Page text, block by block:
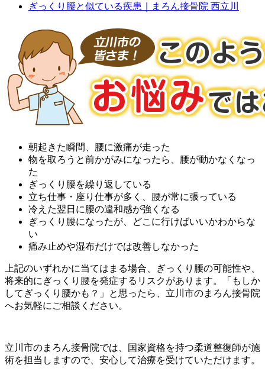
ぎっくり腰と似ている疾患｜まろん接骨院 西立川
朝起きた瞬間、腰に激痛が走った
物を取ろうと前かがみになったら、腰が動かなくなっ
た
ぎっくり腰を繰り返している
立ち仕事・座り仕事が多く、腰が常に張っている
冷えた翌日に腰の違和感が強くなる
ぎっくり腰になったが、どこに行けばいいかわからな
い
痛み止めや湿布だけでは改善しなかった
上記のいずれかに当てはまる場合、ぎっくり腰の可能性や、
将来的にぎっくり腰を発症するリスクがあります。「もしか
してぎっくり腰かも？」と思ったら、立川市のまろん接骨院
へお気軽にご相談ください。
立川市のまろん接骨院では、国家資格を持つ柔道整復師が施
術を担当しますので、安心して治療を受けていただけます。